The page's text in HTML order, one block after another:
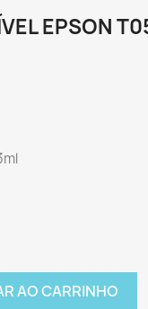
EPSON
AO CARRINHO